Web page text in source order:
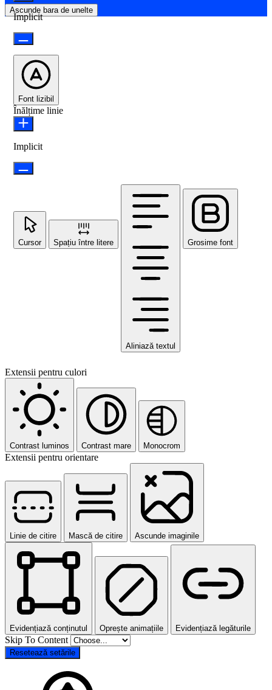
Ascunde bara de unelte
Implicit
Font lizibil
Înălțime linie
Implicit
Cursor Spațiu între litere
Aliniază textul
Grosime font
Extensii pentru culori
Contrast luminos Contrast mare Monocrom
Extensii pentru orientare
Linie de citire Mască de citire Ascunde imaginile
Evidențiază conținutul Oprește animațiile Evidențiază legăturile
Skip To Content
Resetează setările